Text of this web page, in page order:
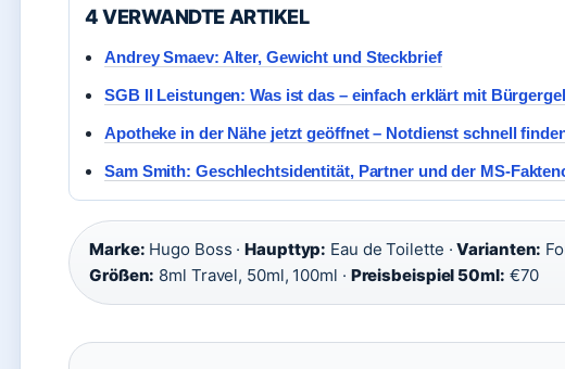
4 VERWANDTE ARTIKEL
Andrey Smaev: Alter, Gewicht und Steckbrief
SGB II Leistungen: Was ist das – einfach erklärt mit
Apotheke in der Nähe jetzt geöffnet – Notdienst schnell
Sam Smith: Geschlechtsidentität, Partner und der MS-
Marke: Hugo Boss ·Haupttyp: Eau de Toilette ·Varianten:
Größen: 8ml Travel, 50ml, 100ml · Preisbeispiel 50ml: €70